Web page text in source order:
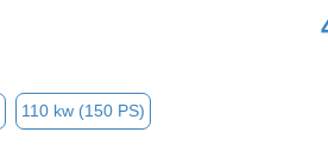
110 kw (150 PS)